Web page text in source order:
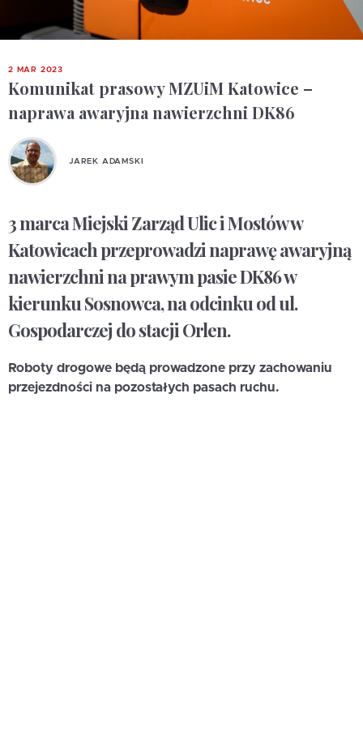
2 MAR 2023
Komunikat prasowy MZUiM Katowice –
naprawa awaryjna nawierzchni DK86
JAREK ADAMSKI
3 marcaMiejski Zarząd Ulic i Mostów w
Katowicach przeprowadzinaprawę awaryjną
nawierzchnina prawym pasie DK86 w
kierunku Sosnowca,na odcinku od ul.
Gospodarczej do stacji Orlen.
Roboty drogowe będą prowadzone przy zachowaniu
przejezdności na pozostałych pasach ruchu.